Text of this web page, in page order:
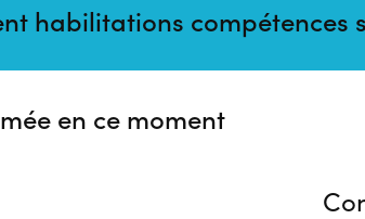
habilitations compétences
en ce moment